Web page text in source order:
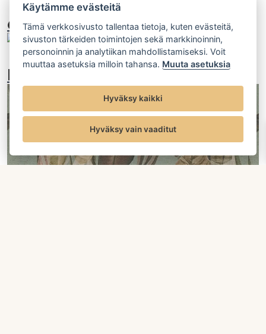
685-04
EINO 5442-1
Käytämme evästeitä
Tämä verkkosivusto tallentaa tietoja, kuten evästeitä,
sivuston tärkeiden toimintojen sekä markkinoinnin,
personoinnin ja analytiikan mahdollistamiseksi. Voit
muuttaa asetuksia milloin tahansa. Muuta asetuksia
Hyväksy kaikki
Hyväksy vain vaaditut